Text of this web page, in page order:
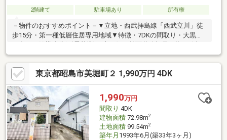
2階建て 駐車場あり 所有権
－物件のおすすめポイント－▼立地・西武拝島線「西武立川」徒
歩15分・第一種低層住居専用地域▼特徴・7DKの間取り・大黒柱
が有る頑健構造(新耐震基準)・南西側の前面道路幅員は約7m(公
道)・お料理に集中しやすい壁付キッチン・茶室造り(水屋付き)の
和室と広い屋根裏収納付きの洋室有り・陽当り良好な南面バルコ
ニー仕様・駐車スペース1台分有り(車種による)▼周辺環境・天王
橋西公園 徒歩1分(約60m)・立川市立松中小学校 徒歩5分(約
400m)■ ご希望の住まい探しをお手伝いします ━━━━━・・・
物件の詳細・ご相談はお気軽にお問い合わせください。
東京都昭島市美堀町２ 1,990万円 4DK
1,990万円
間取り 4DK
建物面積72.98m2
土地面積99.54m2
築年月 1993年6月(築33年3ヶ月)